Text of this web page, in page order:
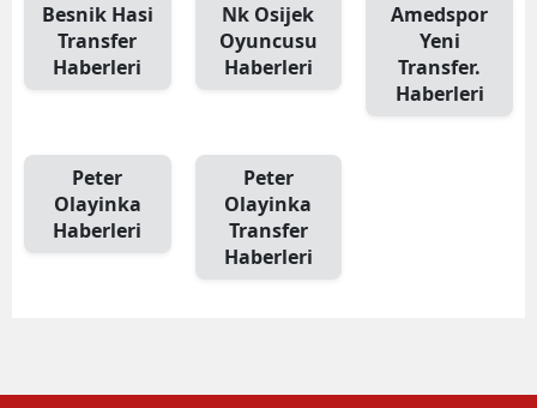
Besnik Hasi
Transfer
Haberleri
Nk Osijek
Oyuncusu
Haberleri
Amedspor
Yeni
Transfer.
Haberleri
Peter
Olayinka
Haberleri
Peter
Olayinka
Transfer
Haberleri